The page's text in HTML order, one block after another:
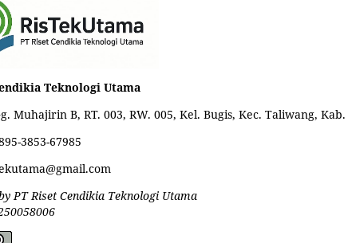
Teknologi Utama
Muhajirin B, RT. 003, RW. 005, Kel. Bugis, Kec. Taliwang,
3853-67985
PT Riset Cendikia Teknologi Utama